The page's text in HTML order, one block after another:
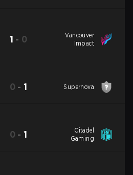
1 - 0
Vancouver
Impact
0 -1 Supernova
0 -1
Citadel
Gaming